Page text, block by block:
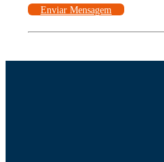
Enviar Mensagem